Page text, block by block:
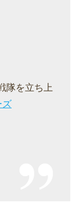
隊を立ち上
ズ